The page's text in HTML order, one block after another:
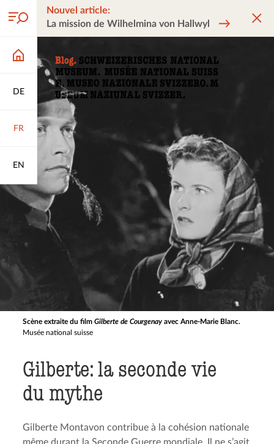
DE
FR
EN
Nouvel article:
La mission de Wilhelmina von Hallwyl
Scène extraite du filmGilberte de Courgenay avec Anne-Marie Blanc.
Musée national suisse
Gilberte: la seconde vie
du mythe
Gilberte Montavon contribue à la cohésion nationale